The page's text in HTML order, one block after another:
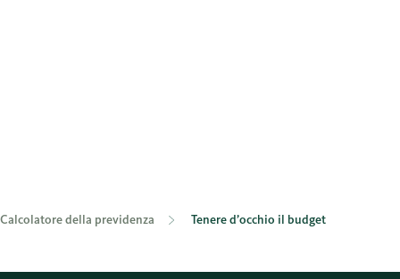
Calcolatore della previdenza Tenere d’occhio il budget